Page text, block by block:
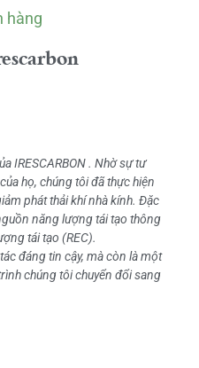
hàng
IRESCARBON . Nhờ sự tư
họ, chúng tôi đã thực hiện
phát thải khí nhà kính. Đặc
năng lượng tái tạo thông
tái tạo (REC).
đáng tin cậy, mà còn là một
chúng tôi chuyển đổi sang